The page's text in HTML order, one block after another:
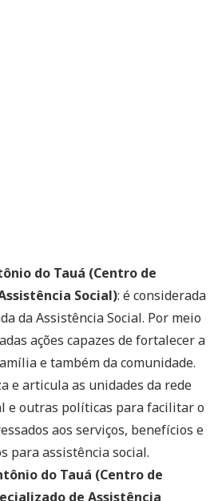
do Tauá (Centro de
Social): é considerada
da Assistência Social. Por meio
ações capazes de fortalecer a
e também da comunidade.
e articula as unidades da rede
e outras políticas para facilitar o
aos serviços, benefícios e
para assistência social.
do Tauá (Centro de
de Assistência